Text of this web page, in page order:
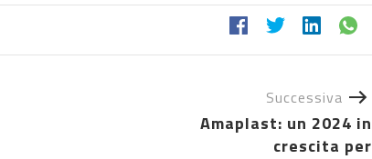
Successiva
Amaplast: un 2024 in
crescita per